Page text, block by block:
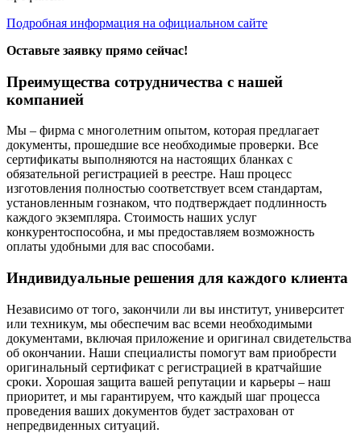
Подробная информация на официальном сайте
Оставьте заявку прямо сейчас!
Преимущества сотрудничества с нашей
компанией
Мы – фирма с многолетним опытом, которая предлагает
документы, прошедшие все необходимые проверки. Все
сертификаты выполняются на настоящих бланках с
обязательной регистрацией в реестре. Наш процесс
изготовления полностью соответствует всем стандартам,
установленным гознаком, что подтверждает подлинность
каждого экземпляра. Стоимость наших услуг
конкурентоспособна, и мы предоставляем возможность
оплаты удобными для вас способами.
Индивидуальные решения для каждого клиента
Независимо от того, закончили ли вы институт, университет
или техникум, мы обеспечим вас всеми необходимыми
документами, включая приложение и оригинал свидетельства
об окончании. Наши специалисты помогут вам приобрести
оригинальный сертификат с регистрацией в кратчайшие
сроки. Хорошая защита вашей репутации и карьеры – наш
приоритет, и мы гарантируем, что каждый шаг процесса
проведения ваших документов будет застрахован от
непредвиденных ситуаций.